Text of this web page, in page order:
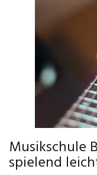
Musikschule
spielend